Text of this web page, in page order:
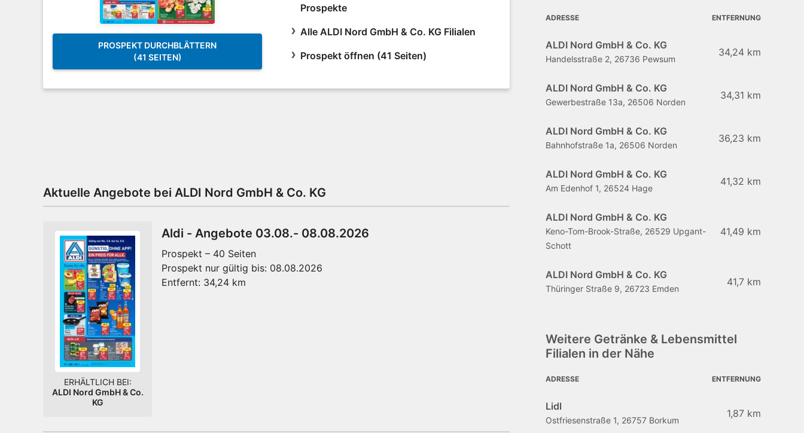
PROSPEKT DURCHBLÄTTERN
(41 SEITEN)
Prospekte
Alle ALDI Nord GmbH & Co. KG Filialen
Prospekt öffnen (41 Seiten)
Aktuelle Angebote bei ALDI Nord GmbH & Co. KG
Aldi - Angebote 03.08.- 08.08.2026
Prospekt – 40 Seiten
Prospekt nur gültig bis: 08.08.2026
Entfernt: 34,24 km
ERHÄLTLICH BEI:
ALDI Nord GmbH & Co.
KG
ADRESSE ENTFERNUNG
ALDI Nord GmbH & Co. KG
Handelsstraße 2, 26736 Pewsum
34,24 km
ALDI Nord GmbH & Co. KG
Gewerbestraße 13a, 26506 Norden
34,31 km
ALDI Nord GmbH & Co. KG
Bahnhofstraße 1a, 26506 Norden
36,23 km
ALDI Nord GmbH & Co. KG
Am Edenhof 1, 26524 Hage
41,32 km
ALDI Nord GmbH & Co. KG
Keno-Tom-Brook-Straße, 26529 Upgant-
Schott
41,49 km
ALDI Nord GmbH & Co. KG
Thüringer Straße 9, 26723 Emden
41,7 km
Weitere Getränke & Lebensmittel
Filialen in der Nähe
ADRESSE ENTFERNUNG
Lidl
Ostfriesenstraße 1, 26757 Borkum
1,87 km